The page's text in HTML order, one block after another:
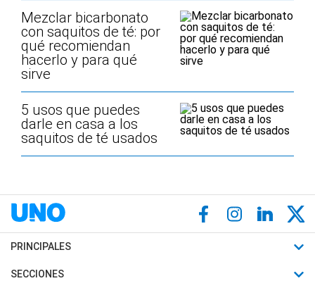
Mezclar bicarbonato
con saquitos de té: por
qué recomiendan
hacerlo y para qué
sirve
5 usos que puedes
darle en casa a los
saquitos de té usados
PRINCIPALES
Últimas Noticias
SECCIONES